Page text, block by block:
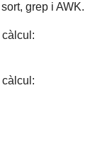
grep i AWK.